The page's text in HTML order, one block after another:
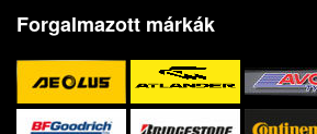
Forgalmazott márkák